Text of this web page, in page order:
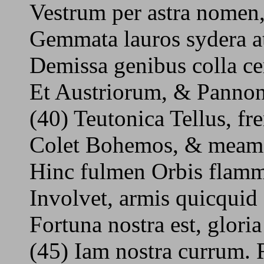
Vestrum per astra
Gemmata lauros sydera
Demissa genibus colla
Et Austriorum, &
(40) Teutonica Tellus,
Colet Bohemos, &
Hinc fulmen Orbis
Involvet, armis quicquid
Fortuna nostra est,
(45) Iam nostra currum.